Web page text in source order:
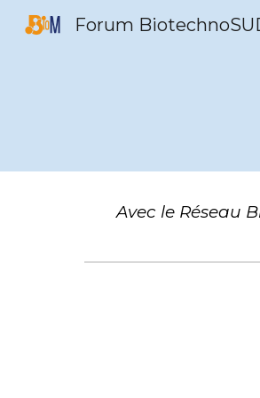
Forum
Avec le Réseau